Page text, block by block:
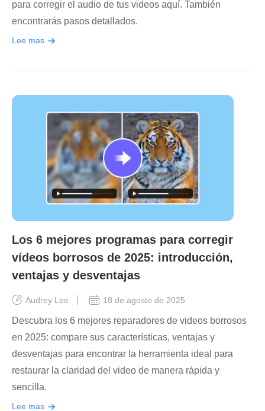
para corregir el audio de tus videos aquí. También
encontrarás pasos detallados.
Lee mas
Los 6 mejores programas para corregir
vídeos borrosos de 2025: introducción,
ventajas y desventajas
Audrey Lee 18 de agosto de 2025
Descubra los 6 mejores reparadores de videos borrosos
en 2025: compare sus características, ventajas y
desventajas para encontrar la herramienta ideal para
restaurar la claridad del video de manera rápida y
sencilla.
Lee mas